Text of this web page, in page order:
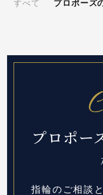
すべて プロポーズ
プロポー
指輪のご相談